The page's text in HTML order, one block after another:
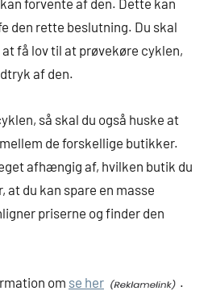
forvente af den. Dette kan
den rette beslutning. Du skal
få lov til at prøvekøre cyklen,
af den.
så skal du også huske at
de forskellige butikker.
afhængig af, hvilken butik du
at du kan spare en masse
priserne og finder den
om se her .